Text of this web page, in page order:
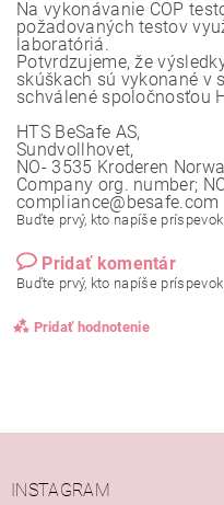
Na vykonávanie COP
požadovaných testov
laboratóriá.
Potvrdzujeme, že
skúškach sú vykonané v
schválené spoločnosťou
HTS BeSafe AS,
Sundvollhovet,
NO- 3535 Kroderen
Company org. number;
compliance@besafe.com
Buďte prvý, kto napíše
Pridať komentár
Buďte prvý, kto napíše
Pridať hodnotenie
INSTAGRAM